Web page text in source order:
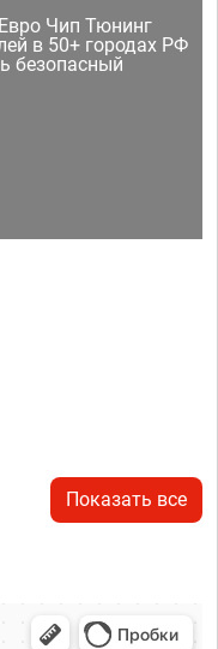
Чип Тюнинг
в 50+ городах РФ
безопасный
Показать все